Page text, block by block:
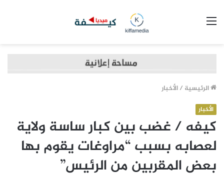
الرئيسية /الأخبار
الأخبار
كيفه / غضب بين كبار ساسة ولاية
لعصابه بسبب “مراوغات يقوم بها
بعض المقربين من الرئيس”